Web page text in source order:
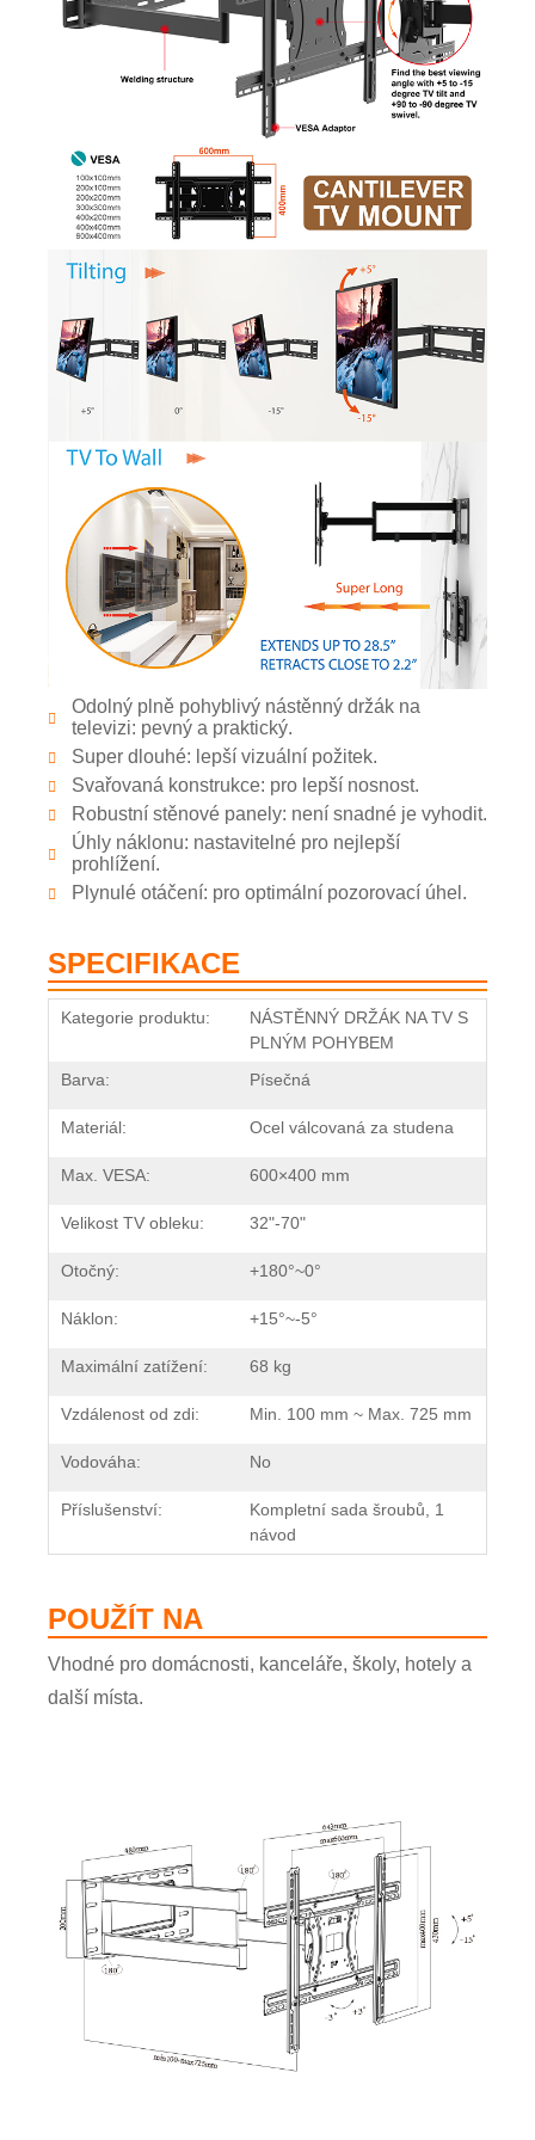
Odolný plně pohyblivý nástěnný držák na
televizi: pevný a praktický.
Super dlouhé: lepší vizuální požitek.
Svařovaná konstrukce: pro lepší nosnost.
Robustní stěnové panely: není snadné je vyhodit.
Úhly náklonu: nastavitelné pro nejlepší
prohlížení.
Plynulé otáčení: pro optimální pozorovací úhel.
SPECIFIKACE
Kategorie produktu:
NÁSTĚNNÝ DRŽÁK NA TV S
PLNÝM POHYBEM
Barva:
Písečná
Materiál: Ocel válcovaná za studena
Max. VESA: 600×400 mm
Velikost TV obleku: 32"-70"
Otočný: +180°~0°
Náklon: +15°~-5°
Maximální zatížení: 68 kg
Vzdálenost od zdi: Min. 100 mm ~ Max. 725 mm
Vodováha: No
Příslušenství:
Kompletní sada šroubů, 1
návod
POUŽÍT NA
Vhodné pro domácnosti, kanceláře, školy, hotely a
další místa.
VYBERTE SI SVOU VLASTNÍ IDENTITU
Zákazník společnosti
ODESLAT ŽÁDOST